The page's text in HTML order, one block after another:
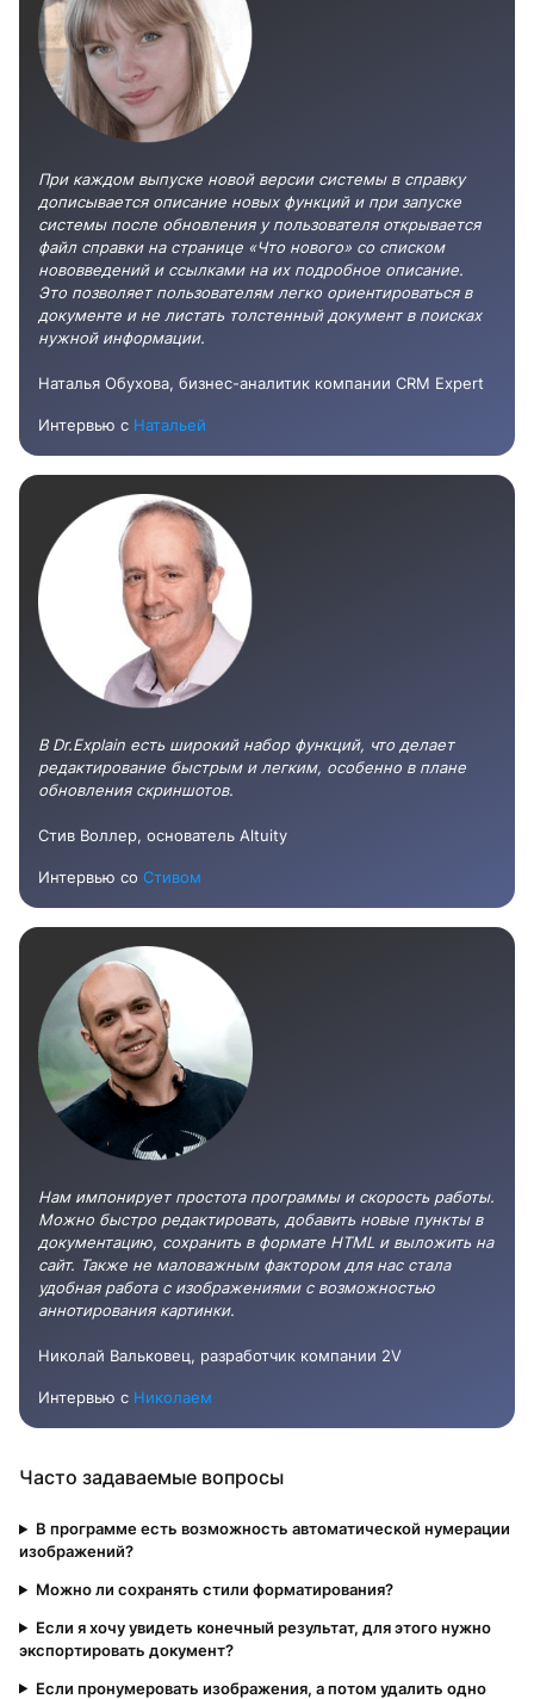
При каждом выпуске новой версии системы в справку
дописывается описание новых функций и при запуске
системы после обновления у пользователя открывается
файл справки на странице «Что нового» со списком
нововведений и ссылками на их подробное описание.
Это позволяет пользователям легко ориентироваться в
документе и не листать толстенный документ в поисках
нужной информации.
Наталья Обухова, бизнес-аналитик компании CRM Expert
Интервью с Натальей
В Dr.Explain есть широкий набор функций, что делает
редактирование быстрым и легким, особенно в плане
обновления скриншотов.
Стив Воллер, основатель Altuity
Интервью со Стивом
Нам импонирует простота программы и скорость работы.
Можно быстро редактировать, добавить новые пункты в
документацию, сохранить в формате HTML и выложить на
сайт. Также не маловажным фактором для нас стала
удобная работа с изображениями с возможностью
аннотирования картинки.
Николай Вальковец, разработчик компании 2V
Интервью с Николаем
Часто задаваемые вопросы
В программе есть возможность автоматической нумерации
изображений?
Можно ли сохранять стили форматирования?
Если я хочу увидеть конечный результат, для этого нужно
экспортировать документ?
Если пронумеровать изображения, а потом удалить одно